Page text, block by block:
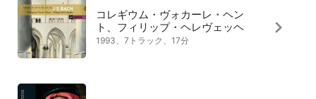
コレギウム・ヴォカーレ・ヘン
ト、フィリップ・ヘレヴェッヘ
1993、7トラック、17分